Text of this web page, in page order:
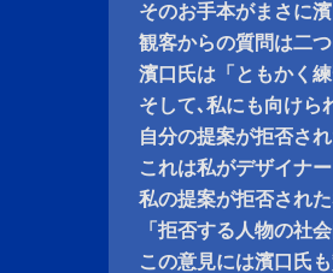
そのお手本がまさに
観客からの質問は二
濱口氏は「ともかく
そして､私にも向けら
自分の提案が拒否さ
これは私がデザイナ
私の提案が拒否された
「拒否する人物の社
この意見には濱口氏